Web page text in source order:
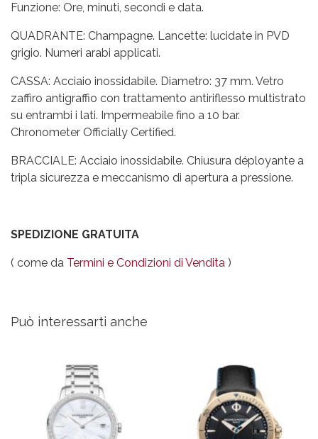
Funzione: Ore, minuti, secondi e data.
QUADRANTE: Champagne. Lancette: lucidate in PVD
grigio. Numeri arabi applicati.
CASSA: Acciaio inossidabile. Diametro: 37 mm. Vetro
zaffiro antigraffio con trattamento antiriflesso multistrato
su entrambi i lati. Impermeabile fino a 10 bar.
Chronometer Officially Certified.
BRACCIALE: Acciaio inossidabile. Chiusura déployante a
tripla sicurezza e meccanismo di apertura a pressione.
SPEDIZIONE GRATUITA
( come da Termini e Condizioni di Vendita )
Può interessarti anche